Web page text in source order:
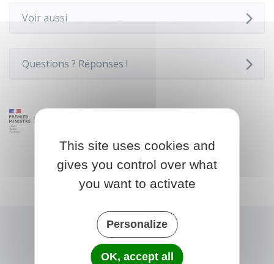
Voir aussi
Questions ? Réponses !
This site uses cookies and
gives you control over what
you want to activate
Personalize
OK, accept all